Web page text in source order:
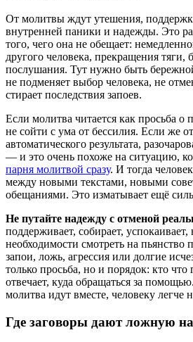
От молитвы ждут утешения,
внутренней паники и надежды. Это
того, чего она не обещает:
другого человека, прекращения тяги,
послушания. Тут нужно быть
не подменяет выбор человека, не
стирает последствия запоев.
Если молитва читается как просьба
не сойти с ума от бессилия. Если же
автоматического результата,
— и это очень похоже на ситуацию,
парня молитвой сразу. И тогда
между новыми текстами, новыми
обещаниями. Это изматывает ещё
Не путайте надежду с отменой
поддерживает, собирает,
необходимости смотреть на пьянство
запои, ложь, агрессия или долгие
только просьба, но и порядок: кто что
отвечает, куда обращаться за
молитва идут вместе, человеку легче
Где заговоры дают ложную